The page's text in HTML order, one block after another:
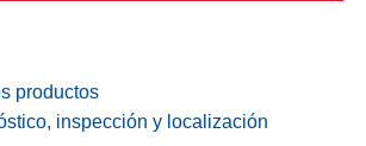
productos
inspección y localización